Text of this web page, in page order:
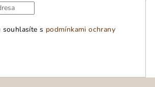
s podmínkami ochrany